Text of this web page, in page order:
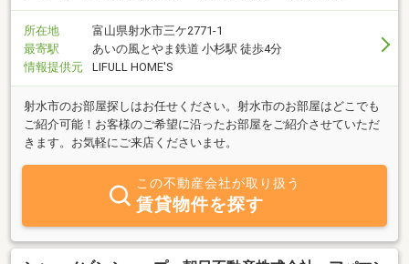
所在地
富山県射水市三ケ2771-1
最寄駅
あいの風とやま鉄道 小杉駅 徒歩4分
情報提供元
LIFULL HOME'S
射水市のお部屋探しはお任せください。射水市のお部屋はどこでも
ご紹介可能！お客様のご希望に沿ったお部屋をご紹介させていただ
きます。お気軽にご来店くださいませ。
この不動産会社が取り扱う
賃貸物件を探す